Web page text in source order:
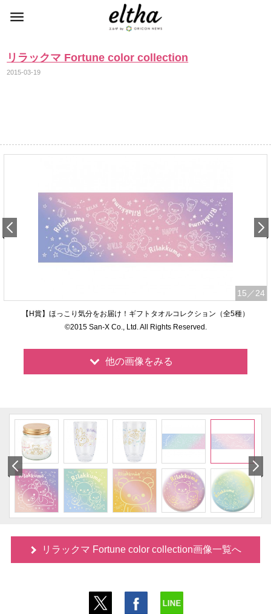
リラックマ Fortune color collection
2015-03-19
15 ／24
【H賞】ほっこり気分をお届け！ギフトタオルコレクション（全5種）
©2015 San-X Co., Ltd. All Rights Reserved.
他の画像をみる
リラックマ Fortune color collection画像一覧へ